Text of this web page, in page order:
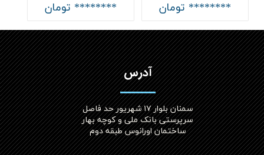
******** تومان ******** تومان
آدرس
سمنان بلوار ۱۷ شهریور حد فاصل
سرپرستی بانک ملی و کوچه بهار
ساختمان اورانوس طبقه دوم